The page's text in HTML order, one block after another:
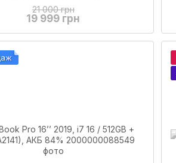
21 000 грн
19 999 грн